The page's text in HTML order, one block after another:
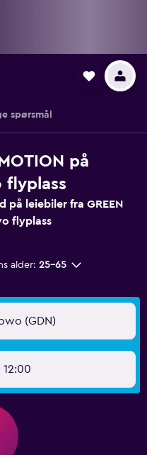
spørsmål
på
flyplass
på leiebiler fra GREEN
flyplass
alder: 25–65
(GDN)
12:00